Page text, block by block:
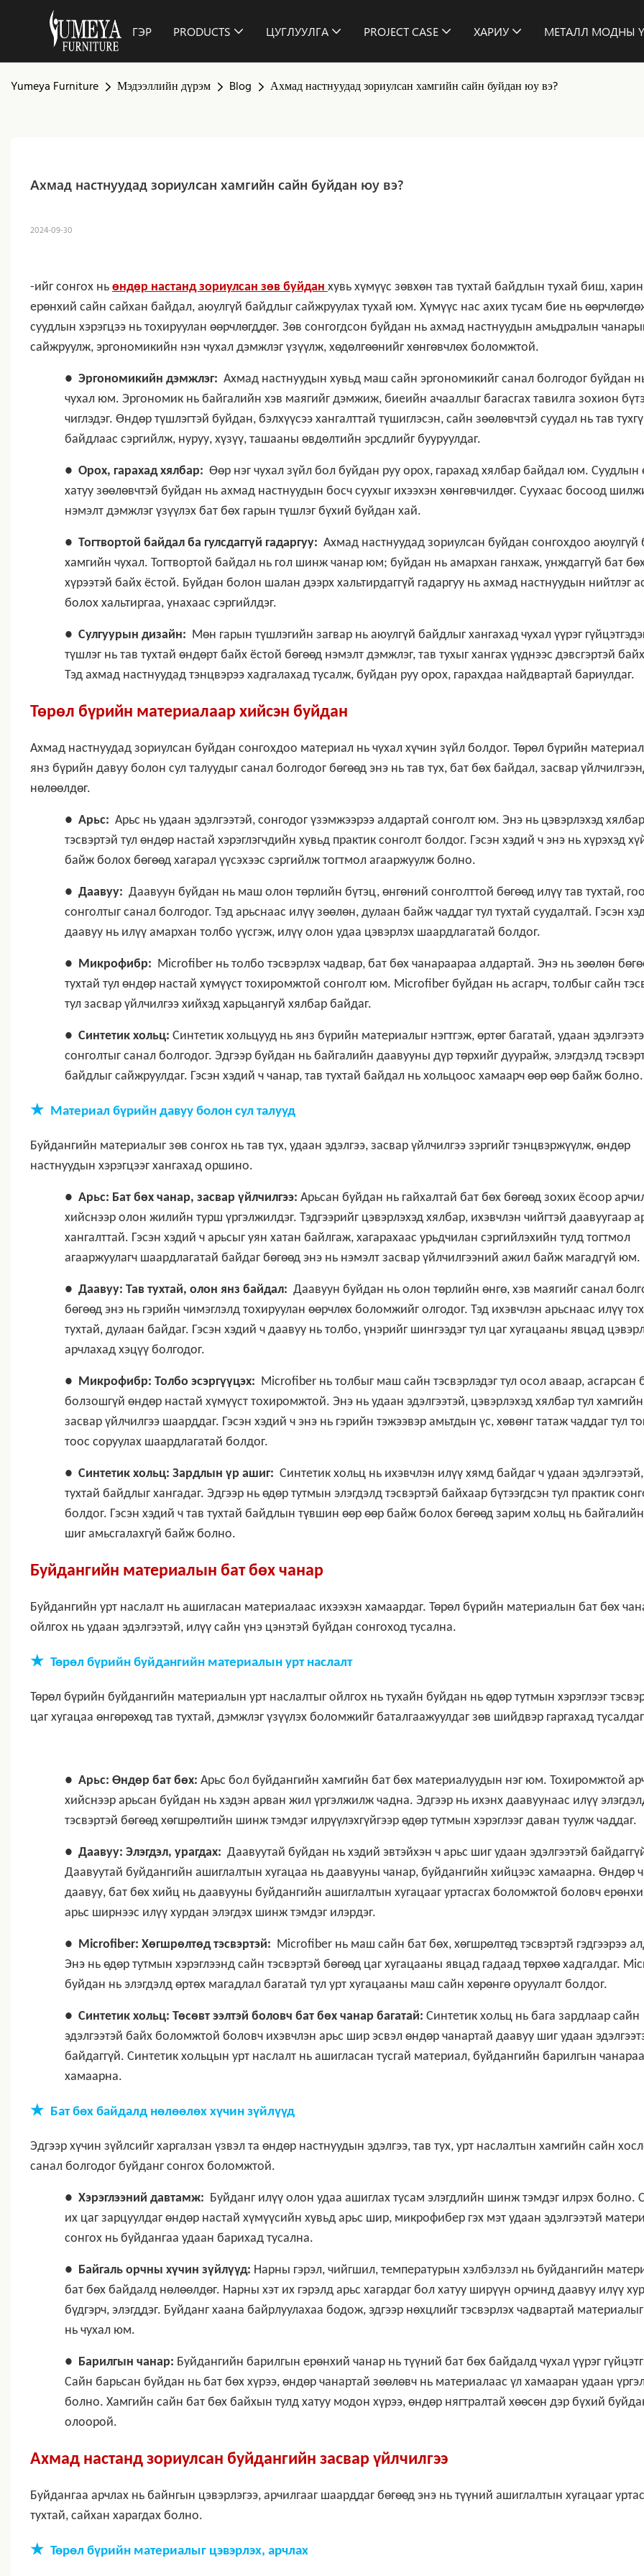
ГЭР PRODUCTS ЦУГЛУУЛГА PROJECT CASE ХАРИУ МЕТАЛЛ МОДНЫ
Yumeya Furniture Мэдээллийн дүрэм Blog Ахмад настнуудад зориулсан хамгийн сайн буйдан юу вэ?
Ахмад настнуудад зориулсан хамгийн сайн буйдан юу вэ?
2024-09-30
-ийг сонгох нь өндөр настанд зориулсан зөв буйдан хувь хүмүүс зөвхөн тав тухтай байдлын тухай биш,
ерөнхий сайн сайхан байдал, аюулгүй байдлыг сайжруулах тухай юм. Хүмүүс нас ахих тусам бие нь
суудлын хэрэгцээ нь тохируулан өөрчлөгддөг. Зөв сонгогдсон буйдан нь ахмад настнуудын амьдралын
сайжруулж, эргономикийн нэн чухал дэмжлэг үзүүлж, хөдөлгөөнийг хөнгөвчлөх боломжтой.
● Эргономикийн дэмжлэг: Ахмад настнуудын хувьд маш сайн эргономикийг санал болгодог буйдан
чухал юм. Эргономик нь байгалийн хэв маягийг дэмжиж, биеийн ачааллыг багасгах тавилга зохион
чиглэдэг. Өндөр түшлэгтэй буйдан, бэлхүүсээ хангалттай түшиглэсэн, сайн зөөлөвчтэй суудал нь тав
байдлаас сэргийлж, нуруу, хүзүү, ташааны өвдөлтийн эрсдлийг бууруулдаг.
● Орох, гарахад хялбар: Өөр нэг чухал зүйл бол буйдан руу орох, гарахад хялбар байдал юм. Суудлын
хатуу зөөлөвчтэй буйдан нь ахмад настнуудын босч суухыг ихээхэн хөнгөвчилдөг. Суухаас босоод
нэмэлт дэмжлэг үзүүлэх бат бөх гарын түшлэг бүхий буйдан хай.
● Тогтвортой байдал ба гулсдаггүй гадаргуу: Ахмад настнуудад зориулсан буйдан сонгохдоо аюулгүй
хамгийн чухал. Тогтвортой байдал нь гол шинж чанар юм; буйдан нь амархан ганхаж, унждаггүй бат
хүрээтэй байх ёстой. Буйдан болон шалан дээрх хальтирдаггүй гадаргуу нь ахмад настнуудын нийтлэг
болох хальтиргаа, унахаас сэргийлдэг.
● Сулгуурын дизайн: Мөн гарын түшлэгийн загвар нь аюулгүй байдлыг хангахад чухал үүрэг
түшлэг нь тав тухтай өндөрт байх ёстой бөгөөд нэмэлт дэмжлэг, тав тухыг хангах үүднээс дэвсгэртэй
Тэд ахмад настнуудад тэнцвэрээ хадгалахад тусалж, буйдан руу орох, гарахдаа найдвартай бариулдаг.
Төрөл бүрийн материалаар хийсэн буйдан
Ахмад настнуудад зориулсан буйдан сонгохдоо материал нь чухал хүчин зүйл болдог. Төрөл бүрийн
янз бүрийн давуу болон сул талуудыг санал болгодог бөгөөд энэ нь тав тух, бат бөх байдал, засвар
нөлөөлдөг.
● Арьс: Арьс нь удаан эдэлгээтэй, сонгодог үзэмжээрээ алдартай сонголт юм. Энэ нь цэвэрлэхэд
тэсвэртэй тул өндөр настай хэрэглэгчдийн хувьд практик сонголт болдог. Гэсэн хэдий ч энэ нь хүрэхэд
байж болох бөгөөд хагарал үүсэхээс сэргийлж тогтмол агааржуулж болно.
● Даавуу: Даавуун буйдан нь маш олон төрлийн бүтэц, өнгөний сонголттой бөгөөд илүү тав тухтай,
сонголтыг санал болгодог. Тэд арьснаас илүү зөөлөн, дулаан байж чаддаг тул тухтай суудалтай. Гэсэн
даавуу нь илүү амархан толбо үүсгэж, илүү олон удаа цэвэрлэх шаардлагатай болдог.
● Микрофибр: Microfiber нь толбо тэсвэрлэх чадвар, бат бөх чанараараа алдартай. Энэ нь зөөлөн
тухтай тул өндөр настай хүмүүст тохиромжтой сонголт юм. Microfiber буйдан нь асгарч, толбыг сайн
тул засвар үйлчилгээ хийхэд харьцангуй хялбар байдаг.
● Синтетик хольц: Синтетик хольцууд нь янз бүрийн материалыг нэгтгэж, өртөг багатай, удаан
сонголтыг санал болгодог. Эдгээр буйдан нь байгалийн даавууны дүр төрхийг дуурайж, элэгдэлд
байдлыг сайжруулдаг. Гэсэн хэдий ч чанар, тав тухтай байдал нь хольцоос хамаарч өөр өөр байж болно.
★ Материал бүрийн давуу болон сул талууд
Буйдангийн материалыг зөв сонгох нь тав тух, удаан эдэлгээ, засвар үйлчилгээ зэргийг тэнцвэржүүлж, өндөр
настнуудын хэрэгцээг хангахад оршино.
● Арьс: Бат бөх чанар, засвар үйлчилгээ: Арьсан буйдан нь гайхалтай бат бөх бөгөөд зохих ёсоор
хийснээр олон жилийн турш үргэлжилдэг. Тэдгээрийг цэвэрлэхэд хялбар, ихэвчлэн чийгтэй даавуугаар
хангалттай. Гэсэн хэдий ч арьсыг уян хатан байлгаж, хагарахаас урьдчилан сэргийлэхийн тулд тогтмол
агааржуулагч шаардлагатай байдаг бөгөөд энэ нь нэмэлт засвар үйлчилгээний ажил байж магадгүй юм.
● Даавуу: Тав тухтай, олон янз байдал: Даавуун буйдан нь олон төрлийн өнгө, хэв маягийг санал
бөгөөд энэ нь гэрийн чимэглэлд тохируулан өөрчлөх боломжийг олгодог. Тэд ихэвчлэн арьснаас илүү
тухтай, дулаан байдаг. Гэсэн хэдий ч даавуу нь толбо, үнэрийг шингээдэг тул цаг хугацааны явцад
арчлахад хэцүү болгодог.
● Микрофибр: Толбо эсэргүүцэх: Microfiber нь толбыг маш сайн тэсвэрлэдэг тул осол аваар, асгарсан
болзошгүй өндөр настай хүмүүст тохиромжтой. Энэ нь удаан эдэлгээтэй, цэвэрлэхэд хялбар тул
засвар үйлчилгээ шаарддаг. Гэсэн хэдий ч энэ нь гэрийн тэжээвэр амьтдын үс, хөвөнг татаж чаддаг тул
тоос соруулах шаардлагатай болдог.
● Синтетик хольц: Зардлын үр ашиг: Синтетик хольц нь ихэвчлэн илүү хямд байдаг ч удаан
тухтай байдлыг хангадаг. Эдгээр нь өдөр тутмын элэгдэлд тэсвэртэй байхаар бүтээгдсэн тул практик
болдог. Гэсэн хэдий ч тав тухтай байдлын түвшин өөр өөр байж болох бөгөөд зарим хольц нь
шиг амьсгалахгүй байж болно.
Буйдангийн материалын бат бөх чанар
Буйдангийн урт наслалт нь ашигласан материалаас ихээхэн хамаардаг. Төрөл бүрийн материалын бат бөх
ойлгох нь удаан эдэлгээтэй, илүү сайн үнэ цэнэтэй буйдан сонгоход тусална.
★ Төрөл бүрийн буйдангийн материалын урт наслалт
Төрөл бүрийн буйдангийн материалын урт наслалтыг ойлгох нь тухайн буйдан нь өдөр тутмын хэрэглээг
цаг хугацаа өнгөрөхөд тав тухтай, дэмжлэг үзүүлэх боломжийг баталгаажуулдаг зөв шийдвэр гаргахад
● Арьс: Өндөр бат бөх: Арьс бол буйдангийн хамгийн бат бөх материалуудын нэг юм. Тохиромжтой
хийснээр арьсан буйдан нь хэдэн арван жил үргэлжилж чадна. Эдгээр нь ихэнх даавуунаас илүү
тэсвэртэй бөгөөд хөгшрөлтийн шинж тэмдэг илрүүлэхгүйгээр өдөр тутмын хэрэглээг даван туулж чаддаг.
● Даавуу: Элэгдэл, урагдах: Даавуутай буйдан нь хэдий эвтэйхэн ч арьс шиг удаан эдэлгээтэй
Даавуутай буйдангийн ашиглалтын хугацаа нь даавууны чанар, буйдангийн хийцээс хамаарна. Өндөр
даавуу, бат бөх хийц нь даавууны буйдангийн ашиглалтын хугацааг уртасгах боломжтой боловч
арьс ширнээс илүү хурдан элэгдэх шинж тэмдэг илэрдэг.
● Microfiber: Хөгшрөлтөд тэсвэртэй: Microfiber нь маш сайн бат бөх, хөгшрөлтөд тэсвэртэй гэдгээрээ
Энэ нь өдөр тутмын хэрэглээнд сайн тэсвэртэй бөгөөд цаг хугацааны явцад гадаад төрхөө хадгалдаг.
буйдан нь элэгдэлд өртөх магадлал багатай тул урт хугацааны маш сайн хөрөнгө оруулалт болдог.
● Синтетик хольц: Төсөвт ээлтэй боловч бат бөх чанар багатай: Синтетик хольц нь бага зардлаар сайн
эдэлгээтэй байх боломжтой боловч ихэвчлэн арьс шир эсвэл өндөр чанартай даавуу шиг удаан
байдаггүй. Синтетик хольцын урт наслалт нь ашигласан тусгай материал, буйдангийн барилгын
хамаарна.
★ Бат бөх байдалд нөлөөлөх хүчин зүйлүүд
Эдгээр хүчин зүйлсийг харгалзан үзвэл та өндөр настнуудын эдэлгээ, тав тух, урт наслалтын хамгийн сайн
санал болгодог буйданг сонгох боломжтой.
● Хэрэглээний давтамж: Буйданг илүү олон удаа ашиглах тусам элэгдлийн шинж тэмдэг илрэх болно.
их цаг зарцуулдаг өндөр настай хүмүүсийн хувьд арьс шир, микрофибер гэх мэт удаан эдэлгээтэй
сонгох нь буйдангаа удаан барихад тусална.
● Байгаль орчны хүчин зүйлүүд: Нарны гэрэл, чийгшил, температурын хэлбэлзэл нь буйдангийн
бат бөх байдалд нөлөөлдөг. Нарны хэт их гэрэлд арьс хагардаг бол хатуу ширүүн орчинд даавуу илүү
бүдгэрч, элэгддэг. Буйданг хаана байрлуулахаа бодож, эдгээр нөхцлийг тэсвэрлэх чадвартай
нь чухал юм.
● Барилгын чанар: Буйдангийн барилгын ерөнхий чанар нь түүний бат бөх байдалд чухал үүрэг
Сайн барьсан буйдан нь бат бөх хүрээ, өндөр чанартай зөөлөвч нь материалаас үл хамааран удаан
болно. Хамгийн сайн бат бөх байхын тулд хатуу модон хүрээ, өндөр нягтралтай хөөсөн дэр бүхий
олоорой.
Ахмад настанд зориулсан буйдангийн засвар үйлчилгээ
Буйдангаа арчлах нь байнгын цэвэрлэгээ, арчилгааг шаарддаг бөгөөд энэ нь түүний ашиглалтын хугацааг
тухтай, сайхан харагдах болно.
★ Төрөл бүрийн материалыг цэвэрлэх, арчлах